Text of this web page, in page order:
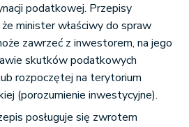
podatkowej. Przepisy
minister właściwy do spraw
zawrzeć z inwestorem, na jego
skutków podatkowych
rozpoczętej na terytorium
(porozumienie inwestycyjne).
posługuje się zwrotem